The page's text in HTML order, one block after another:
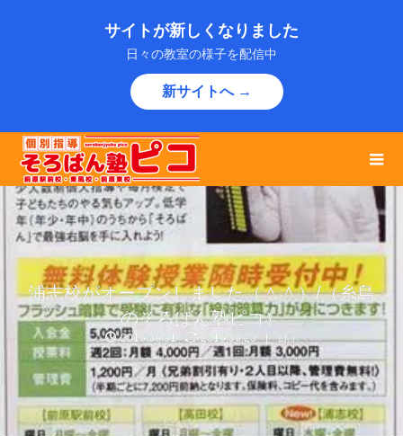
サイトが新しくなりました
日々の教室の様子を配信中
新サイトへ →
浦志校がオープンしました（＾＾）/（糸島
のそろばん塾ピコ）
2016.06.01 2016.06.20 日記